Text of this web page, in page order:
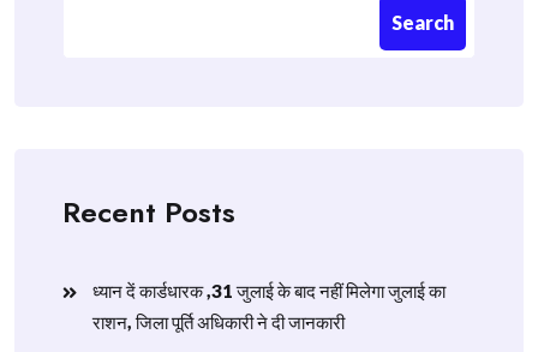
Search
Recent Posts
ध्यान दें कार्डधारक ,31 जुलाई के बाद नहीं मिलेगा जुलाई का
राशन, जिला पूर्ति अधिकारी ने दी जानकारी